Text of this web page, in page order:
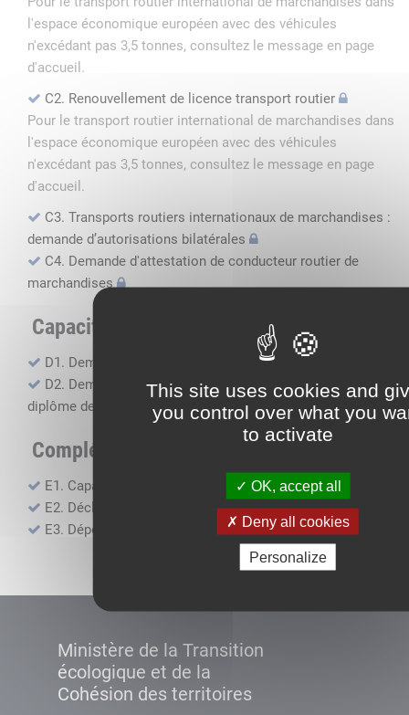
This site uses cookies and
you control over what you
to activate
OK, accept all
Deny all cookies
Personalize
l'espace économique européen avec des véhicules
n'excédant pas 3,5 tonnes, consultez le message en page
d'accueil.
C2. Renouvellement de licence transport routier
Pour le transport routier international de marchandises dans
l'espace économique européen avec des véhicules
n'excédant pas 3,5 tonnes, consultez le message en page
d'accueil.
C3. Transports routiers internationaux de marchandises :
demande d’autorisations bilatérales
C4. Demande d'attestation de conducteur routier de
marchandises
Capacité professionnelle
D1. Demande d’attestation de capacité professionnelle
D2. Demande de certificat attestant l'obtention du
diplôme de capacité professionnelle
Compléments, suivi financier
E1. Capacité financière
E2. Déclaration de sous-traitance
E3. Dépôt des comptes annuels
Ministère de la Transition
écologique et de la
Cohésion des territoires